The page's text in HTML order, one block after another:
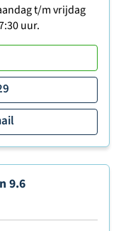
t/m vrijdag
uur.
9.6